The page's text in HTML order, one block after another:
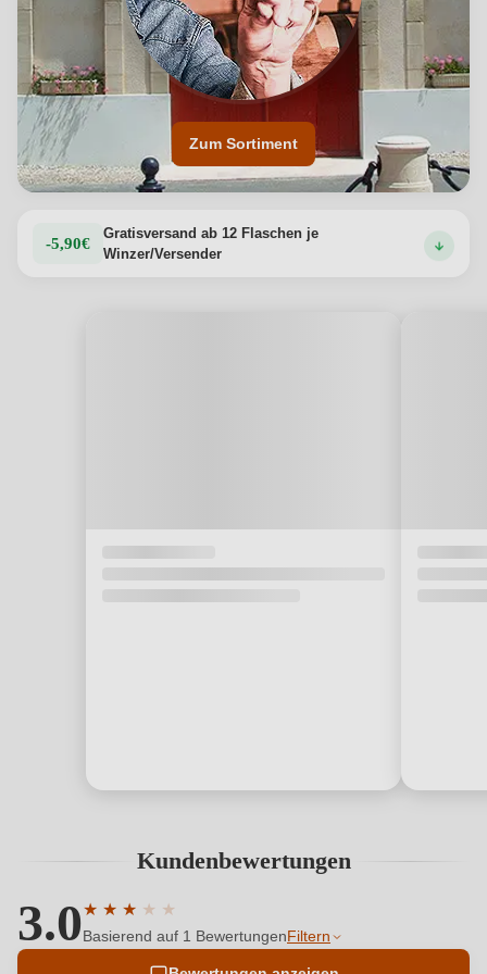
Zum Sortiment
-5,90€
Gratisversand ab 12 Flaschen je
Winzer/Versender
Kundenbewertungen
3.0★ ★ ★ ★ ★
Durchschnittliche Bewertung von 3 von 5 Sternen
Basierend auf 1 BewertungenFiltern